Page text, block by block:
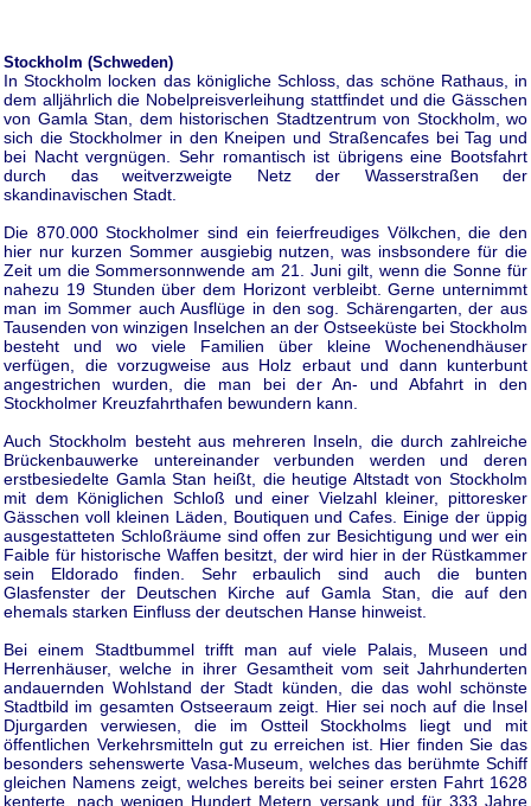
Stockholm (Schweden)
In Stockholm locken das königliche Schloss, das schöne Rathaus, in
dem alljährlich die Nobelpreisverleihung stattfindet und die Gässchen
von Gamla Stan, dem historischen Stadtzentrum von Stockholm, wo
sich die Stockholmer in den Kneipen und Straßencafes bei Tag und
bei Nacht vergnügen. Sehr romantisch ist übrigens eine Bootsfahrt
durch das weitverzweigte Netz der Wasserstraßen der
skandinavischen Stadt.
Die 870.000 Stockholmer sind ein feierfreudiges Völkchen, die den
hier nur kurzen Sommer ausgiebig nutzen, was insbsondere für die
Zeit um die Sommersonnwende am 21. Juni gilt, wenn die Sonne für
nahezu 19 Stunden über dem Horizont verbleibt. Gerne unternimmt
man im Sommer auch Ausflüge in den sog. Schärengarten, der aus
Tausenden von winzigen Inselchen an der Ostseeküste bei Stockholm
besteht und wo viele Familien über kleine Wochenendhäuser
verfügen, die vorzugweise aus Holz erbaut und dann kunterbunt
angestrichen wurden, die man bei der An- und Abfahrt in den
Stockholmer Kreuzfahrthafen bewundern kann.
Auch Stockholm besteht aus mehreren Inseln, die durch zahlreiche
Brückenbauwerke untereinander verbunden werden und deren
erstbesiedelte Gamla Stan heißt, die heutige Altstadt von Stockholm
mit dem Königlichen Schloß und einer Vielzahl kleiner, pittoresker
Gässchen voll kleinen Läden, Boutiquen und Cafes. Einige der üppig
ausgestatteten Schloßräume sind offen zur Besichtigung und wer ein
Faible für historische Waffen besitzt, der wird hier in der Rüstkammer
sein Eldorado finden. Sehr erbaulich sind auch die bunten
Glasfenster der Deutschen Kirche auf Gamla Stan, die auf den
ehemals starken Einfluss der deutschen Hanse hinweist.
Bei einem Stadtbummel trifft man auf viele Palais, Museen und
Herrenhäuser, welche in ihrer Gesamtheit vom seit Jahrhunderten
andauernden Wohlstand der Stadt künden, die das wohl schönste
Stadtbild im gesamten Ostseeraum zeigt. Hier sei noch auf die Insel
Djurgarden verwiesen, die im Ostteil Stockholms liegt und mit
öffentlichen Verkehrsmitteln gut zu erreichen ist. Hier finden Sie das
besonders sehenswerte Vasa-Museum, welches das berühmte Schiff
gleichen Namens zeigt, welches bereits bei seiner ersten Fahrt 1628
kenterte, nach wenigen Hundert Metern versank und für 333 Jahre